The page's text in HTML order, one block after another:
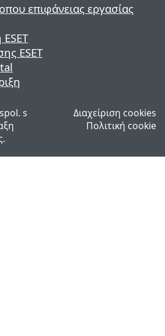
επιφάνειας εργασίας
ESET
s
Διαχείριση cookies
Πολιτική cookie